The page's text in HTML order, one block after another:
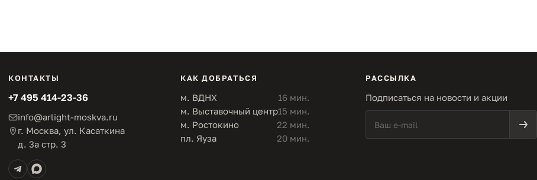
КОНТАКТЫ
+7 495 414-23-36
info@arlight-moskva.ru
г. Москва, ул. Касаткина
д. 3а стр. 3
КАК ДОБРАТЬСЯ
м. ВДНХ
16 мин.
м. Выставочный центр15 мин.
м. Ростокино
22 мин.
пл. Яуза
20 мин.
РАССЫЛКА
Подписаться на новости и акции